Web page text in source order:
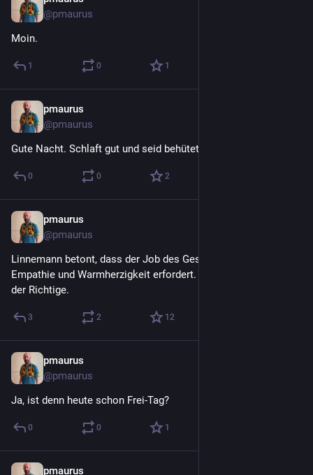
@pmaurus
Moin.
1 0 1
pmaurus
@pmaurus
Gute Nacht. Schlaft gut und seid behütet.
0 0 2
pmaurus
@pmaurus
Linnemann betont, dass der Job des Gesundheitsministers
Empathie und Warmherzigkeit erfordert. Na, da ist er ja genau
der Richtige.
3 2 12
pmaurus
@pmaurus
Ja, ist denn heute schon Frei-Tag?
0 0 1
pmaurus